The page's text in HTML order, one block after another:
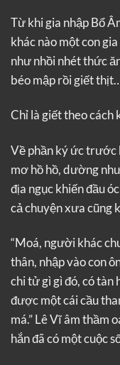
Từ khi gia nhập Bổ
khác nào một con
như nhồi nhét thức
béo mập rồi giết
Chỉ là giết theo cách
Về phần ký ức trước
mơ hồ hồ, dường
địa ngục khiến đầu
cả chuyện xưa cũng
“Moá, người khác
thân, nhập vào con
chi tử gì gì đó, có
được một cái cầu
má.” Lê Vĩ âm thầm
hắn đã có một cuộc